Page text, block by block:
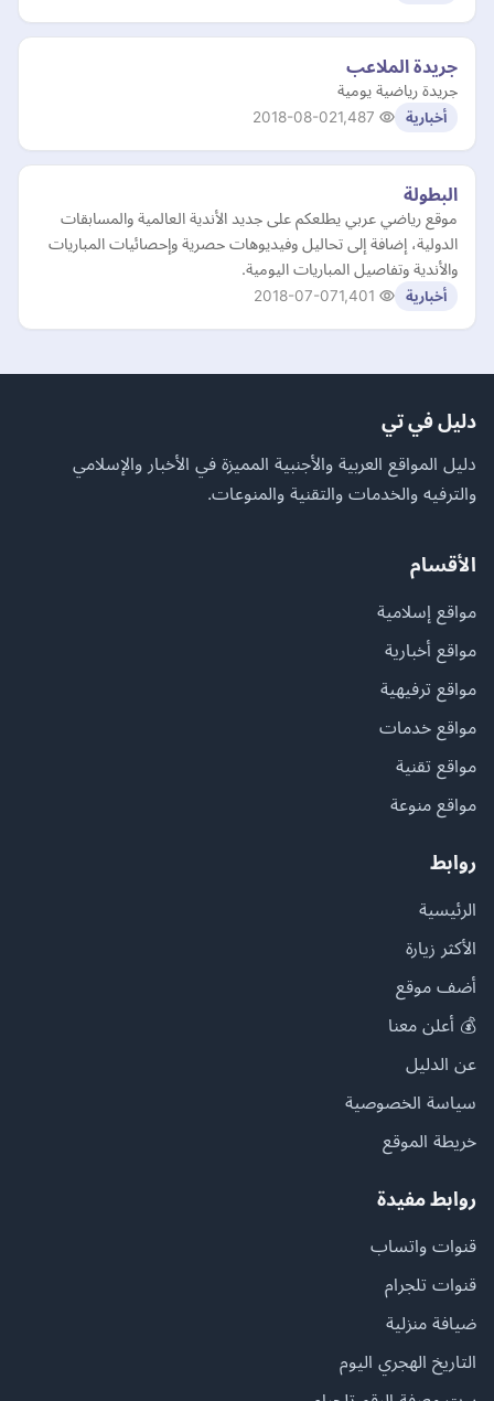
جريدة الملاعب
جريدة رياضية يومية
أخبارية 2018-08-02
البطولة
موقع رياضي عربي يطلعكم على جديد الأندية العالمية والمسابقات
الدولية، إضافة إلى تحاليل وفيديوهات حصرية وإحصائيات المباريات
والأندية وتفاصيل المباريات اليومية.
أخبارية 2018-07-07
دليل في تي
دليل المواقع العربية والأجنبية المميزة في الأخبار والإسلامي
والترفيه والخدمات والتقنية والمنوعات.
الأقسام
مواقع إسلامية
مواقع أخبارية
مواقع ترفيهية
مواقع خدمات
مواقع تقنية
مواقع منوعة
روابط
الرئيسية
الأكثر زيارة
أضف موقع
💰 أعلن معنا
عن الدليل
سياسة الخصوصية
خريطة الموقع
روابط مفيدة
قنوات واتساب
قنوات تلجرام
ضيافة منزلية
التاريخ الهجري اليوم